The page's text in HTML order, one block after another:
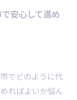
安心して進め
でどのように代
ればよいか悩ん